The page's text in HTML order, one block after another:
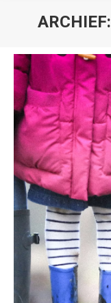
ARCHIEF: